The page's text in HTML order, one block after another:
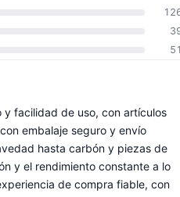
51
facilidad de uso, con artículos
embalaje seguro y envío
hasta carbón y piezas de
y el rendimiento constante a lo
de compra fiable, con